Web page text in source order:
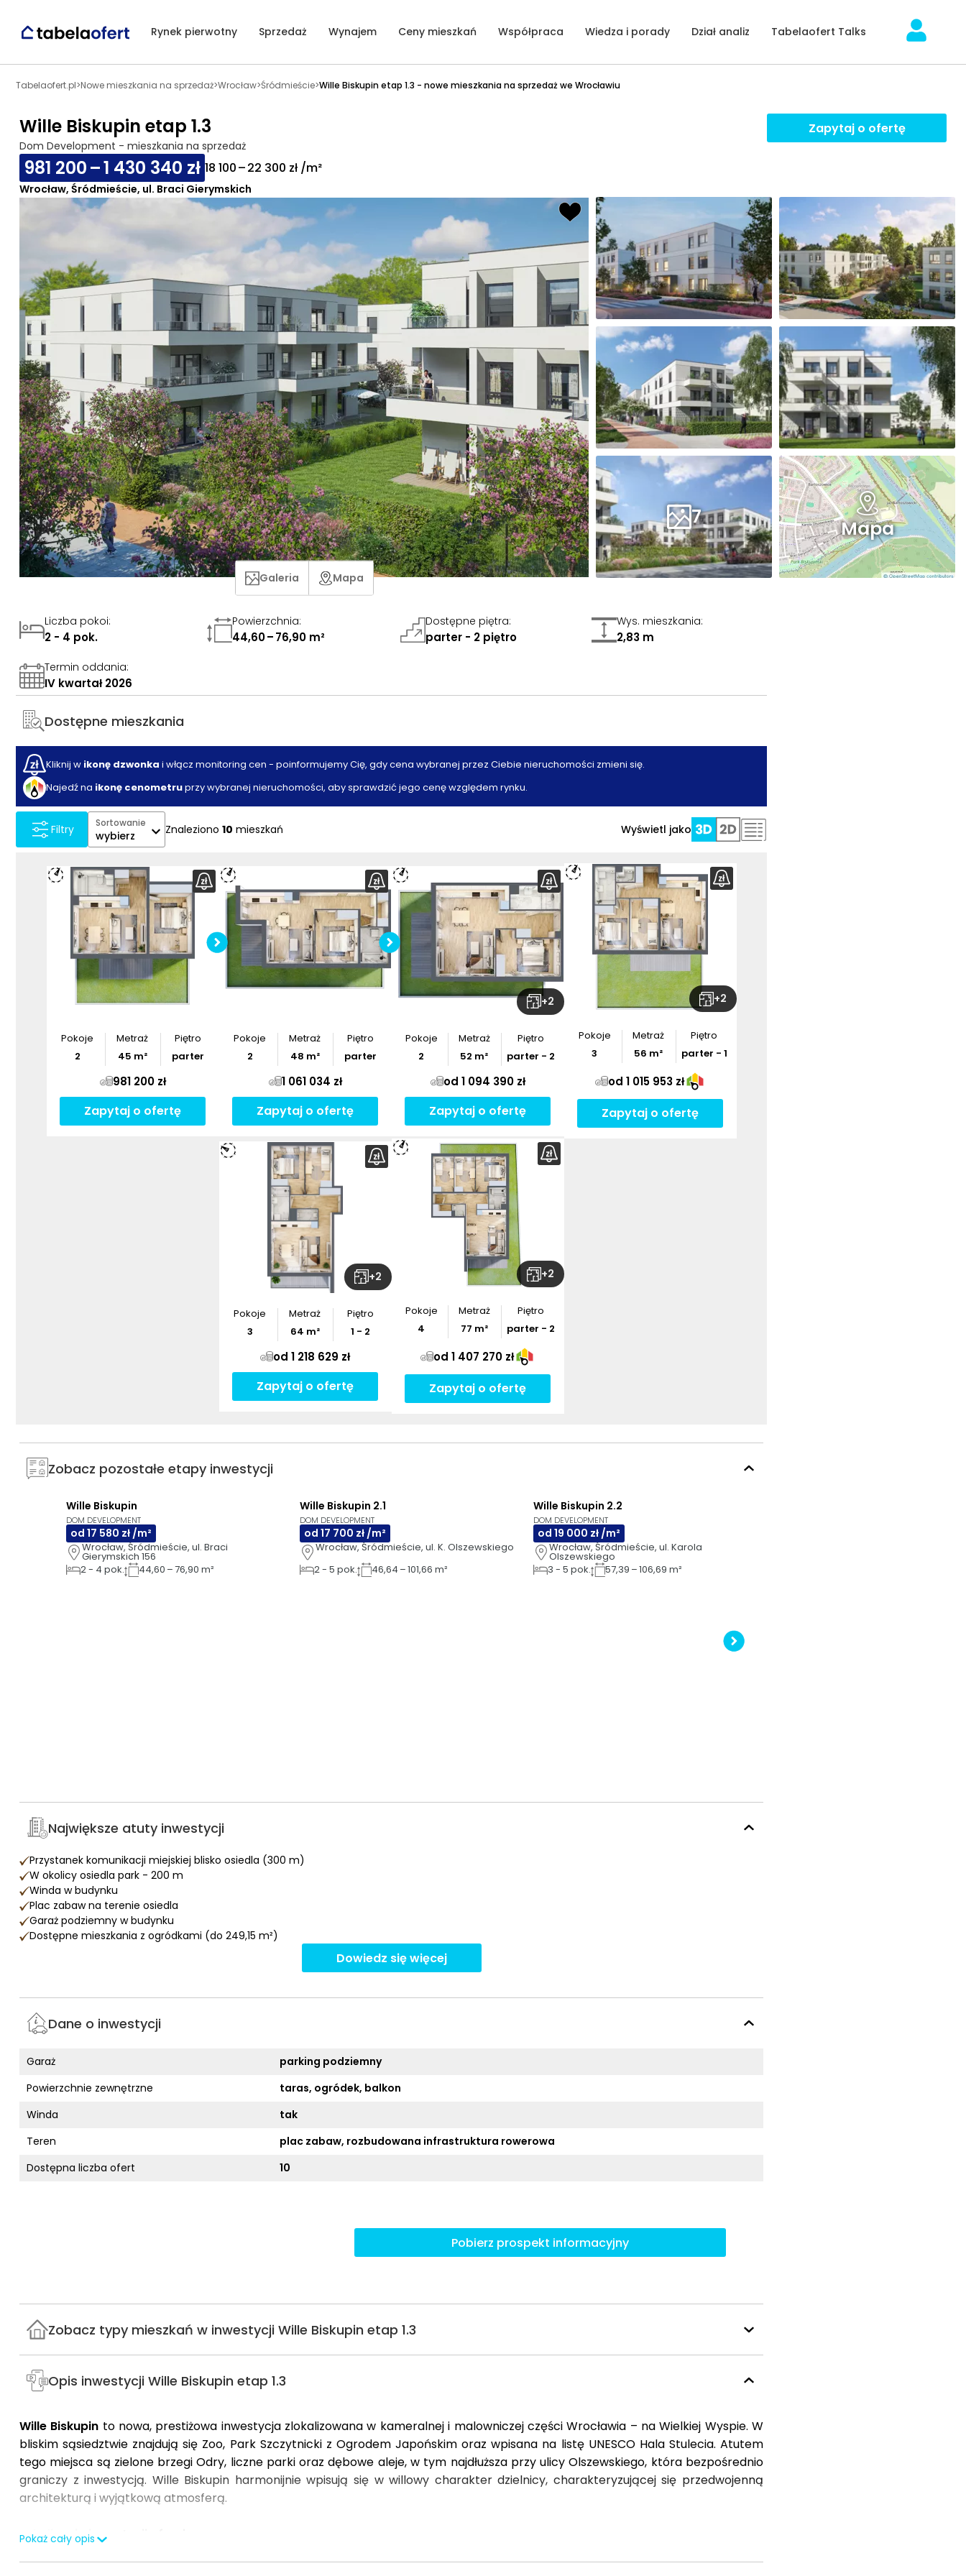
Rynek pierwotny Sprzedaż Wynajem Ceny mieszkań Współpraca Wiedza i porady Dział analiz Tabelaofert Talks
Tabelaofert.pl>Nowe mieszkania na sprzedaż>Wrocław>Śródmieście>Wille Biskupin etap 1.3 - nowe mieszkania na sprzedaż we Wrocławiu
Wille Biskupin etap 1.3
Dom Development - mieszkania na sprzedaż
Zapytaj o ofertę
981 200 – 1 430 340 zł 18 100 – 22 300 zł /m²
Wrocław, Śródmieście, ul. Braci Gierymskich
7 Mapa
Galeria Mapa
Liczba pokoi:
2 - 4 pok.
Powierzchnia:
44,60 – 76,90 m²
Dostępne piętra:
parter - 2 piętro
Wys. mieszkania:
2,83 m
Termin oddania:
IV kwartał 2026
Dostępne mieszkania
Kliknij w ikonę dzwonka i włącz monitoring cen - poinformujemy Cię, gdy cena wybranej przez Ciebie nieruchomości zmieni się.
Najedź na ikonę cenometruprzy wybranej nieruchomości, aby sprawdzić jego cenę względem rynku.
Filtry Sortowanie
wybierz Znaleziono 10 mieszkań Wyświetl jako
Sprawdź wymiary
mieszkania
Pobierzrzut
Pokoje
2
Metraż
45 m²
Piętro
parter
981 200 zł
Zapytaj o ofertę
Sprawdź wymiary
mieszkania
Pobierz
rzut
Pokoje
2
Metraż
48 m²
Piętro
parter
1 061 034 zł
Zapytaj o ofertę
+2
Pokoje
2
Metraż
52 m²
Piętro
parter - 2
od 1 094 390 zł
Zapytaj o ofertę
+2
Pokoje
3
Metraż
56 m²
Piętro
parter - 1
od 1 015 953 zł
Zapytaj o ofertę
+2
Pokoje
3
Metraż
64 m²
Piętro
1 - 2
od 1 218 629 zł
Zapytaj o ofertę
+2
Pokoje
4
Metraż
77 m²
Piętro
parter - 2
od 1 407 270 zł
Zapytaj o ofertę
Zobacz pozostałe etapy inwestycji
AI GOTOWE DO ODBIORU
Wille Biskupin
DOM DEVELOPMENT
od 17 580 zł /m²
Wrocław, Śródmieście, ul. Braci
Gierymskich 156
2- 4 pok. 44,60 – 76,90 m²
AI
Wille Biskupin 2.1
DOM DEVELOPMENT
od 17 700 zł /m²
Wrocław, Śródmieście, ul. K. Olszewskiego
2- 5 pok. 46,64 – 101,66 m²
Wille Biskupin 2.2
DOM DEVELOPMENT
od 19 000 zł /m²
Wrocław, Śródmieście, ul. Karola
Olszewskiego
3 - 5 pok. 57,39 – 106,69 m²
Największe atuty inwestycji
Przystanek komunikacji miejskiej blisko osiedla (300 m)
W okolicy osiedla park - 200 m
Winda w budynku
Plac zabaw na terenie osiedla
Garaż podziemny w budynku
Dostępne mieszkania z ogródkami (do 249,15 m²)
Dowiedz się więcej
Dane o inwestycji
Garaż
parking podziemny
Powierzchnie zewnętrzne
taras, ogródek, balkon
Winda
tak
Teren
plac zabaw, rozbudowana infrastruktura rowerowa
Dostępna liczba ofert
10
Pobierz prospekt informacyjny
Zobacz typy mieszkań w inwestycji Wille Biskupin etap 1.3
Opis inwestycji Wille Biskupin etap 1.3
Wille Biskupin to nowa, prestiżowa inwestycja zlokalizowana w kameralnej i malowniczej części Wrocławia – na Wielkiej Wyspie. W
bliskim sąsiedztwie znajdują się Zoo, Park Szczytnicki z Ogrodem Japońskim oraz wpisana na listę UNESCO Hala Stulecia. Atutem
tego miejsca są zielone brzegi Odry, liczne parki oraz dębowe aleje, w tym najdłuższa przy ulicy Olszewskiego, która bezpośrednio
graniczy z inwestycją. Wille Biskupin harmonijnie wpisują się w willowy charakter dzielnicy, charakteryzującej się przedwojenną
architekturą i wyjątkową atmosferą.
Lokalizacja inwestycji oferuje:
bliskość terenów zielonych
Pokaż cały opis